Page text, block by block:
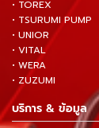
• TOREX
• TSURUMI PUMP
• UNIOR
• VITAL
• WERA
• ZUZUMI
บริการ & ข้อมูล